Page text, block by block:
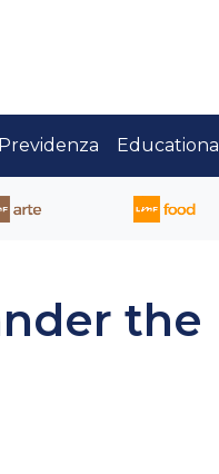
Previdenza Educational
the